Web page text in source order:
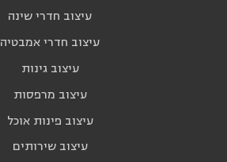
עיצוב חדרי שינה
עיצוב חדרי אמבטיה
עיצוב גינות
עיצוב מרפסות
עיצוב פינות אוכל
עיצוב שירותים